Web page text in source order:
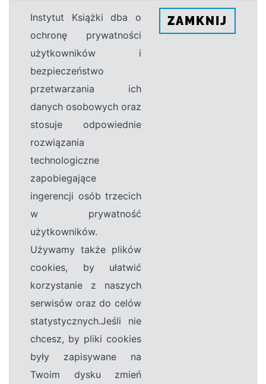
Instytut Książki dba o
ochronę prywatności
użytkowników i
bezpieczeństwo
przetwarzania ich
danych osobowych oraz
stosuje odpowiednie
rozwiązania
technologiczne
zapobiegające
ingerencji osób trzecich
w prywatność
użytkowników.
Używamy także plików
cookies, by ułatwić
korzystanie z naszych
serwisów oraz do celów
statystycznych.Jeśli nie
chcesz, by pliki cookies
były zapisywane na
Twoim dysku zmień
ZAMKNIJ